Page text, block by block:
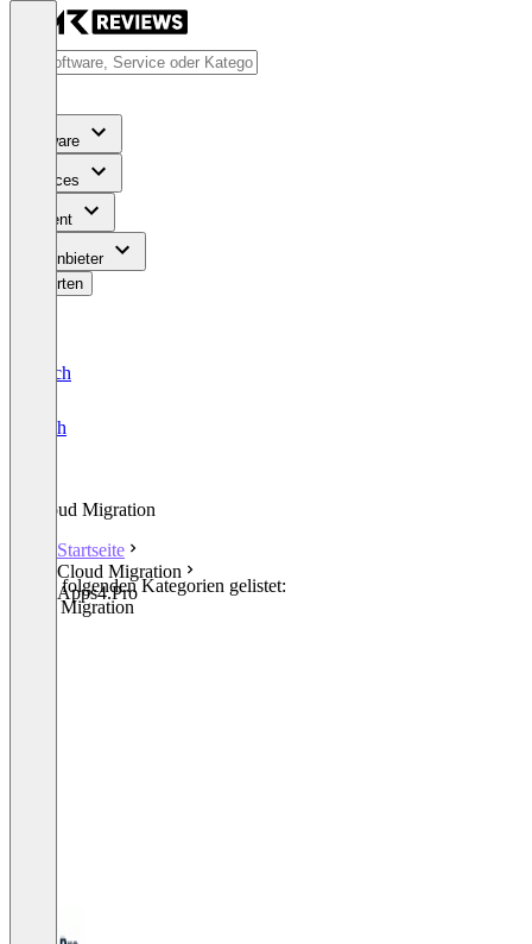
Software
Services
Content
Für Anbieter
Bewerten
Deutsch
English
Cloud Migration
Startseite
Cloud Migration
Apps4.Pro
In den folgenden Kategorien gelistet:
Cloud Migration